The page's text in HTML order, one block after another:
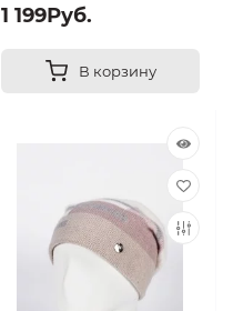
1 199Руб.
В корзину